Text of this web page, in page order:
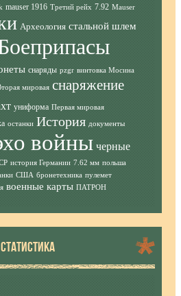
mauser 1916 Третий рейх 7.92 Mauser
Археология стальной шлем
снаряды pzgr винтовка Мосина
мировая снаряжение
униформа Первая мировая
останки История документы
войны черные
история Германии 7.62 мм польша
США бронетехника пулемет
военные карты ПАТРОН
СТАТИСТИКА